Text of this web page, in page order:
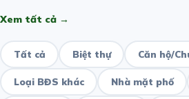
Xem tất cả →
Tất cả Biệt thự Căn hộ/
Loại BĐS khác Nhà mặt phố